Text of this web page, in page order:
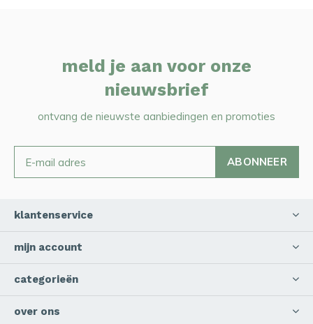
meld je aan voor onze
nieuwsbrief
ontvang de nieuwste aanbiedingen en promoties
ABONNEER
klantenservice
mijn account
categorieën
over ons